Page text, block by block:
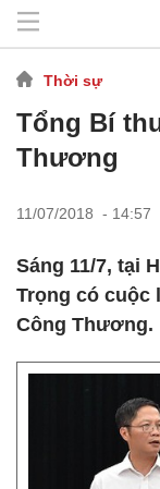
Thời sự
Tổng Bí
Thương
11/07/2018 - 14:57
Sáng 11/7, tại
Trọng có cuộc
Công Thương.